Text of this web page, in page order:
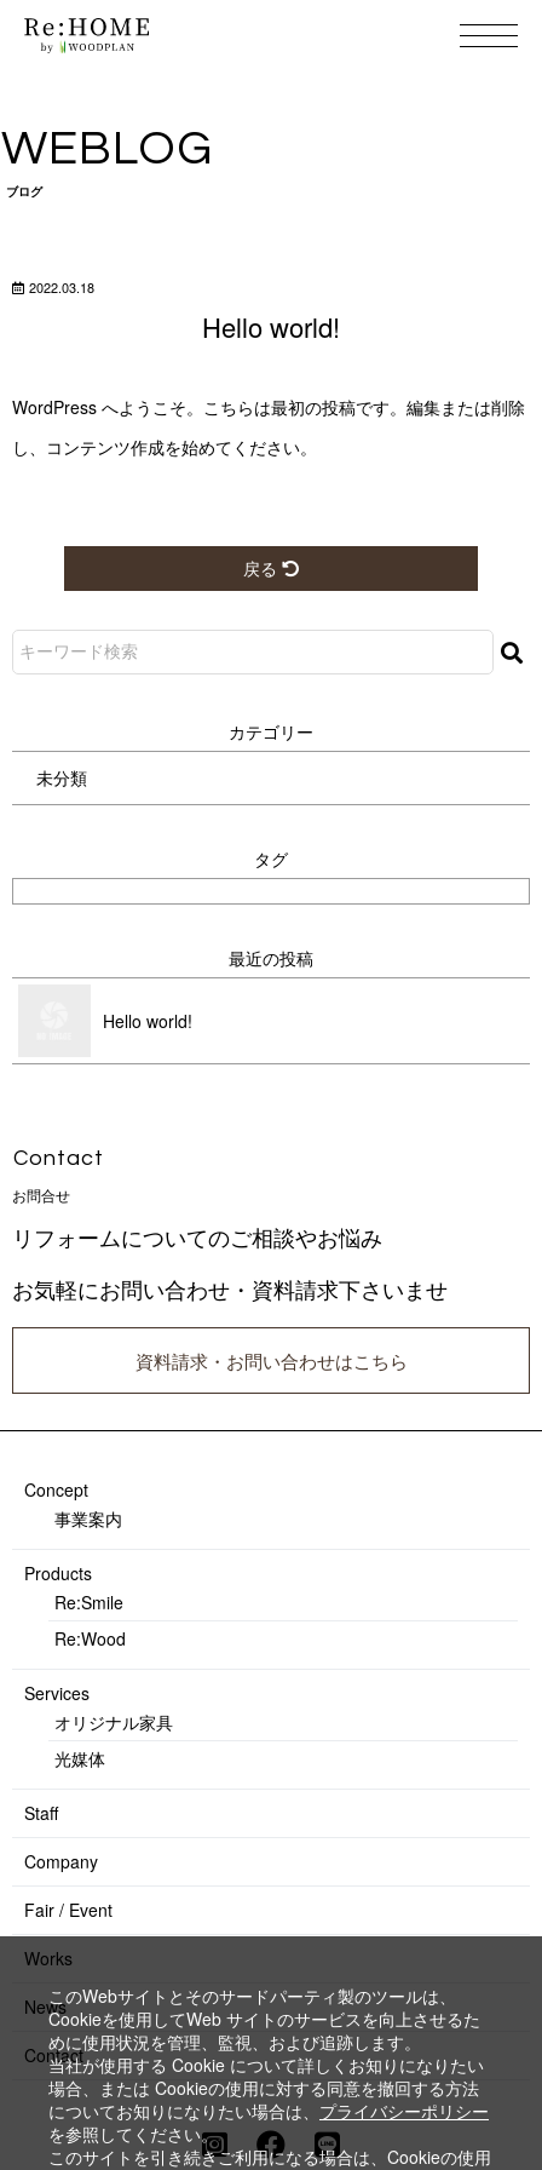
WE B L O G
ブ ロ グ
2022.03.18
Hello wo r l d !
WordPress へようこそ。こちらは最初の投稿です。編集または削除
し、コンテンツ作成を始めてく だ さ い 。
戻る
カ テ ゴ リ ー
未分類
タ グ
最 近 の 投 稿
Hello wo r l d !
Con t a c t
お 問 合 せ
リフォームについてのご相談やお悩み
お気軽にお問い合わせ・資料請求下さいませ
資料請求・お問い合わせはこちら
Concept
事業案内
Products
Re:Smile
Re:Wood
Services
オリジナル家具
光媒体
Staff
Company
Fair / Event
Works
News
Contact
このWebサイトとそのサードパーティ製のツールは、
Cookieを使用してWeb サイトのサービスを向上させるた
めに使用状況を管理、監視、および追跡します。
当社が使用する Cookie について詳しくお知りになりたい
場合、または Cookieの使用に対する同意を撤回する方法
についてお知りになりたい場合は、 プライバシーポリシー
を参照してください。
このサイトを引き続きご利用になる場合は、Cookieの使用